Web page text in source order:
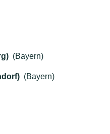
(Bayern)
(Bayern)